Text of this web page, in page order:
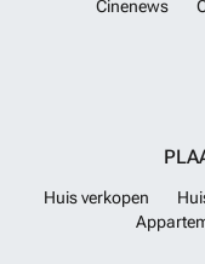
Cinenews
Huis verkopen